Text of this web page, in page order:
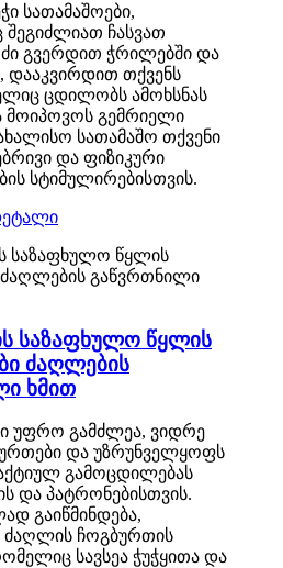
სათამაშოები,
ჩასვათ
გვერდით ჭრილებში და
დააკვირდით თქვენს
ცდილობს ამოხსნას
მოიპოვოს გემრიელი
სათამაშო თქვენი
და ფიზიკური
სტიმულირებისთვის.
საზაფხულო წყლის
ძაღლების
ხმით
უფრო გამძლეა, ვიდრე
და უზრუნველყოფს
გამოცდილებას
და პატრონებისთვის.
გაიწმინდება,
ძაღლის ჩოგბურთის
სავსეა ჭუჭყითა და